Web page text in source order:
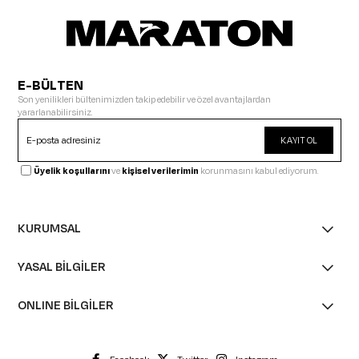
E-BÜLTEN
Son yenilikleri bültenimizden takip edebilir ve özel avantajlardan
yararlanabilirsiniz.
KAYIT OL
Üyelik koşullarınıvekişisel verilerimin korunmasını kabul ediyorum.
KURUMSAL
YASAL BİLGİLER
ONLINE BİLGİLER